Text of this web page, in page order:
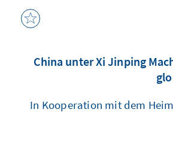
China unter Xi Jinping
In Kooperation mit dem